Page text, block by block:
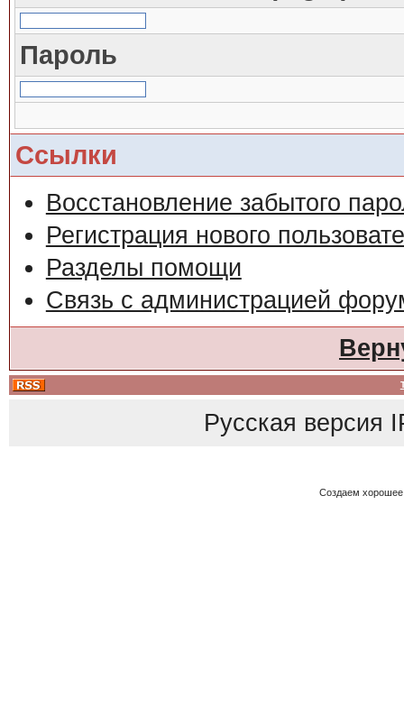
Пароль
Ссылки
Восстановление забытого
Регистрация нового
Разделы помощи
Связь с администрацией
Русская версия
Создаем